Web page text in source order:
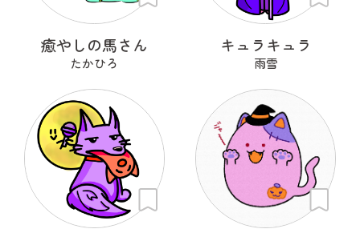
癒やしの馬さん
たかひろ
キュラキュラ
雨雪